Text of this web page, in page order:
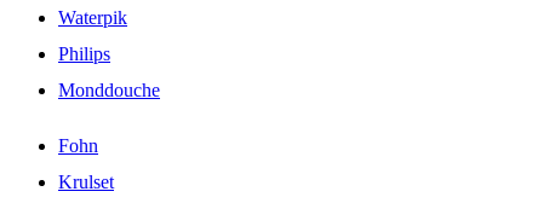
Waterpik
Philips
Monddouche
Fohn
Krulset